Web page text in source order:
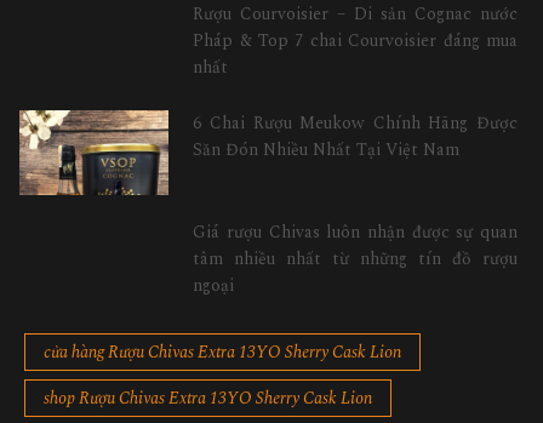
Rượu Courvoisier – Di sản Cognac nước
Pháp & Top 7 chai Courvoisier đáng mua
nhất
6 Chai Rượu Meukow Chính Hãng Được
Săn Đón Nhiều Nhất Tại Việt Nam
Giá rượu Chivas luôn nhận được sự quan
tâm nhiều nhất từ những tín đồ rượu
ngoại
cửa hàng Rượu Chivas Extra 13YO Sherry Cask Lion
shop Rượu Chivas Extra 13YO Sherry Cask Lion